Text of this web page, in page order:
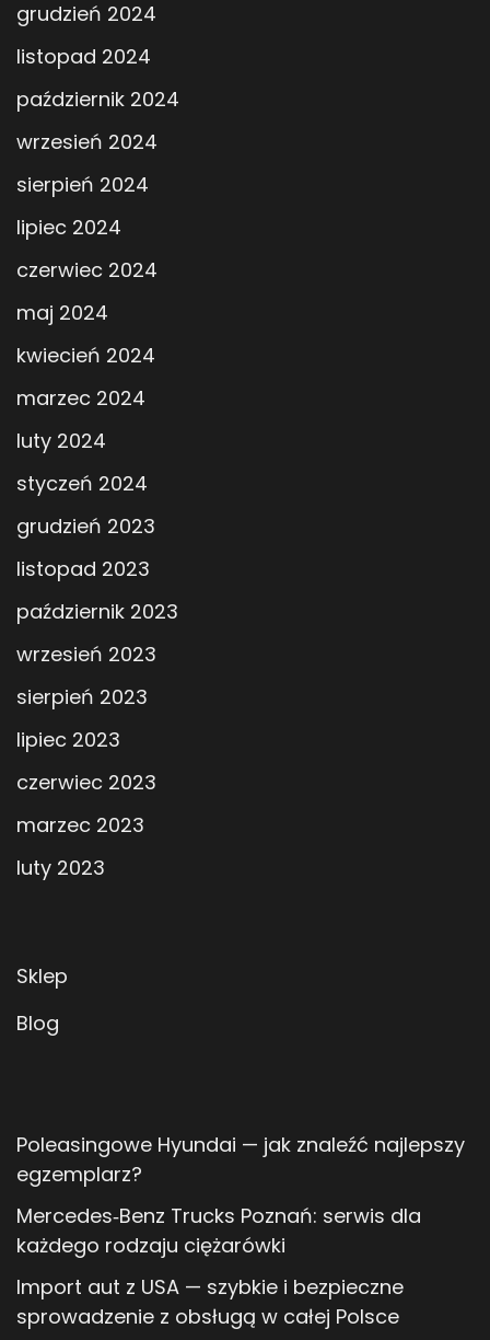
grudzień 2024
listopad 2024
październik 2024
wrzesień 2024
sierpień 2024
lipiec 2024
czerwiec 2024
maj 2024
kwiecień 2024
marzec 2024
luty 2024
styczeń 2024
grudzień 2023
listopad 2023
październik 2023
wrzesień 2023
sierpień 2023
lipiec 2023
czerwiec 2023
marzec 2023
luty 2023
Sklep
Blog
Poleasingowe Hyundai — jak znaleźć najlepszy
egzemplarz?
Mercedes‑Benz Trucks Poznań: serwis dla
każdego rodzaju ciężarówki
Import aut z USA — szybkie i bezpieczne
sprowadzenie z obsługą w całej Polsce